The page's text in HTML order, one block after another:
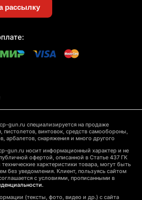
рассылку
gun.ru специализируется на продаже
пистолетов, винтовок, средств самообороны,
арбалетов, снаряжения и много другого
gun.ru носит информационный характер и не
офертой, описанной в Статье 437 ГК
харктеристики товара, могут быть
без уведомления. Клиент, пользуясь сайтом
с условиями, прописанными в
(тексты, фото, видео и др.) с сайта